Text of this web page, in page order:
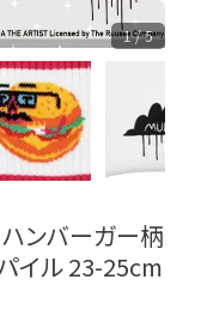
1 / 5
ハンバーガー柄
イル 23-25cm